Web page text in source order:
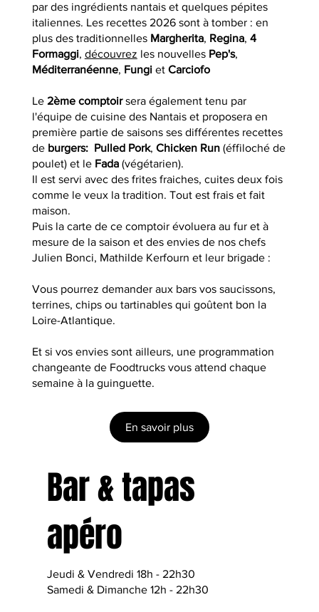
Bar & tapas
apéro
Jeudi & Vendredi 18h - 22h30
Samedi & Dimanche 12h - 22h30
par des ingrédients nantais et quelques pépites
italiennes. Les recettes 2026 sont à tomber : en
plus des traditionnelles Margherita, Regina, 4
Formaggi, découvrez les nouvelles Pep's,
Méditerranéenne, Fungiet Carciofo
Le 2ème comptoirsera également tenu par
l'équipe de cuisine des Nantais et proposera en
première partie de saisons ses différentes recettes
de burgers: Pulled Pork, Chicken Run(éffiloché de
poulet) et le Fada (végétarien).
Il est servi avec des frites fraiches, cuites deux fois
comme le veux la tradition. Tout est frais et fait
maison.
Puis la carte de ce comptoir évoluera au fur et à
mesure de la saison et des envies de nos chefs
Julien Bonci, Mathilde Kerfourn et leur brigade :
Vous pourrez demander aux bars vos saucissons,
terrines, chips ou tartinables qui goûtent bon la
Loire-Atlantique.
Et si vos envies sont ailleurs, une programmation
changeante de Foodtrucks vous attend chaque
semaine à la guinguette.
En savoir plus